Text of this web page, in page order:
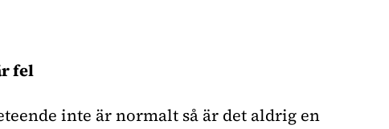
fel
inte är normalt så är det aldrig en